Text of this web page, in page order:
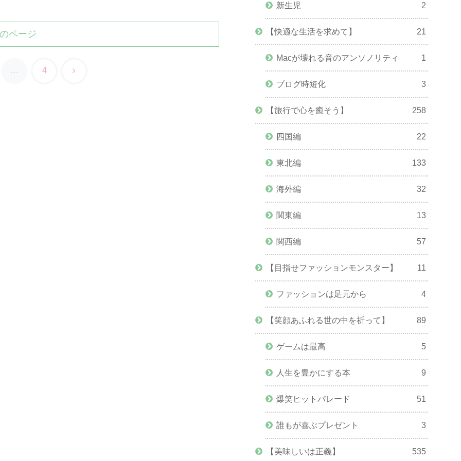
ページ
… 4 次
新生児 2
【快適な生活を求めて】 21
Macが壊れる音のアンソノリティ 1
ブログ時短化 3
【旅行で心を癒そう】 258
四国編 22
東北編 133
海外編 32
関東編 13
関西編 57
【目指せファッションモンスター】 11
ファッションは足元から 4
【笑顔あふれる世の中を祈って】 89
ゲームは最高 5
人生を豊かにする本 9
爆笑ヒットパレード 51
誰もが喜ぶプレゼント 3
【美味しいは正義】 535